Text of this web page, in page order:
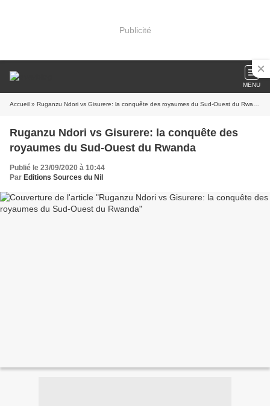
Publicité
MENU
Accueil » Ruganzu Ndori vs Gisurere: la conquête des royaumes du Sud-Ouest du Rwanda
Ruganzu Ndori vs Gisurere: la conquête des
royaumes du Sud-Ouest du Rwanda
Publié le 23/09/2020 à 10:44
Par Editions Sources du Nil